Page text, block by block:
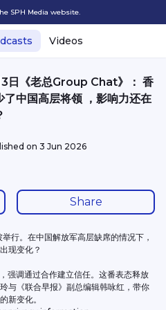
SPH Media website.
Videos
日《老总Group Chat》： 香
了中国高层将领 ，影响力还在
on 3 Jun 2026
Share
行。在中国解放军高层缺席的情况下，
现变化？
强调通过合作建立信任。这番表态释放
与《联合早报》副总编辑韩咏红，带你
新变化。